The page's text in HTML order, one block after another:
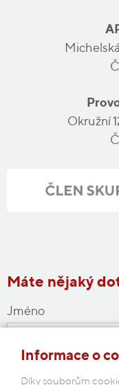
Okružní
Máte nějaký
Jméno
E-mail
Informace o
Díky souborům